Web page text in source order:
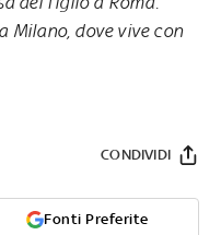
dove vive con
Fonti Preferite
CONDIVIDI